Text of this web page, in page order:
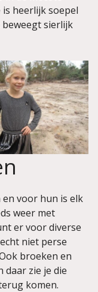
heerlijk soepel
beweegt sierlijk
voor hun is elk
weer met
er voor diverse
niet perse
broeken en
daar zie je die
komen.